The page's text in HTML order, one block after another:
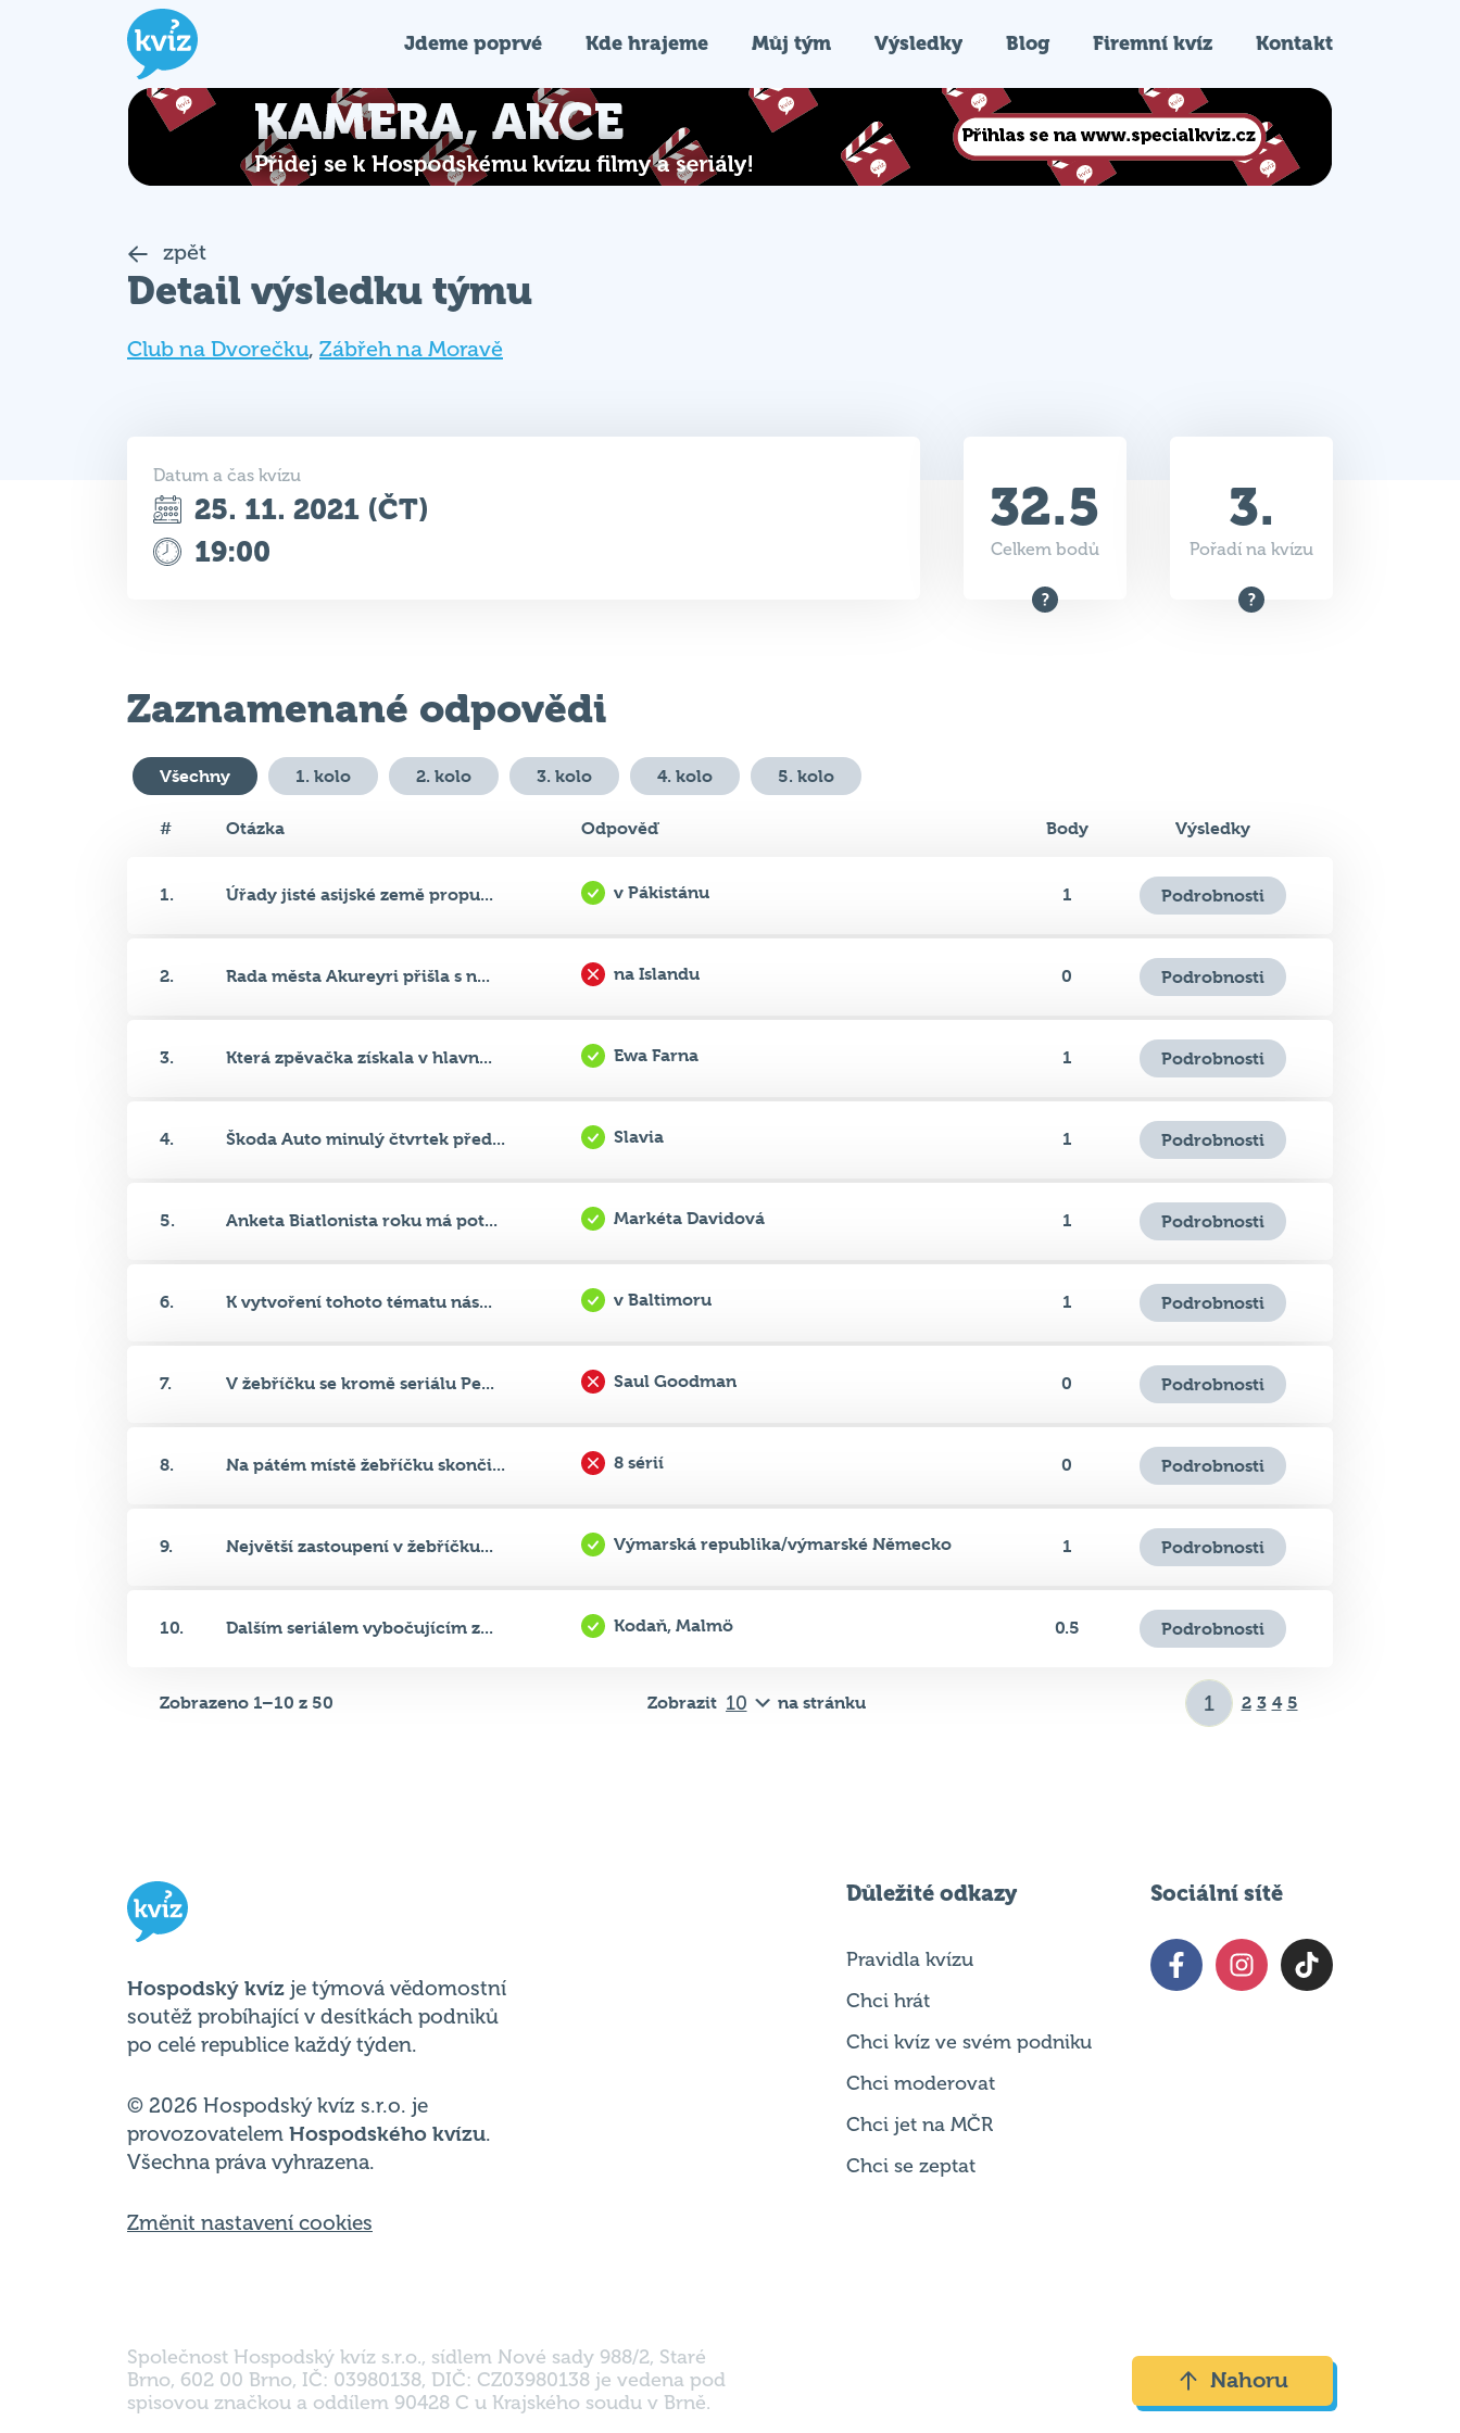
Jdeme poprvé Kde hrajeme Můj tým Výsledky Blog Firemní kvíz Kontakt
zpět
Detail výsledku týmu
Club na Dvorečku, Zábřeh na Moravě
Datum a čas kvízu
25. 11. 2021 (ČT)
19:00
32.5
Celkem bodů
3.
Pořadí na kvízu
Zaznamenané odpovědi
Všechny 1. kolo 2. kolo 3. kolo 4. kolo 5. kolo
# Otázka Odpověď Body Výsledky
1. Úřady jisté asijské země propu... v Pákistánu 1 Podrobnosti
2. Rada města Akureyri přišla s n... na Islandu 0 Podrobnosti
3. Která zpěvačka získala v hlavn... Ewa Farna 1 Podrobnosti
4. Škoda Auto minulý čtvrtek před... Slavia 1 Podrobnosti
5. Anketa Biatlonista roku má pot... Markéta Davidová 1 Podrobnosti
6. K vytvoření tohoto tématu nás... v Baltimoru 1 Podrobnosti
7. V žebříčku se kromě seriálu Pe... Saul Goodman 0 Podrobnosti
8. Na pátém místě žebříčku skonči... 8 sérií 0 Podrobnosti
9. Největší zastoupení v žebříčku... Výmarská republika/výmarské Německo 1 Podrobnosti
10. Dalším seriálem vybočujícím z... Kodaň, Malmö 0.5 Podrobnosti
Zobrazeno 1–10 z 50 Zobrazit na stránku 2 3 4 5
Hospodský kvíz je týmová vědomostní
soutěž probíhající v desítkách podniků
po celé republice každý týden.
© 2026 Hospodský kvíz s.r.o. je
provozovatelem Hospodského kvízu.
Všechna práva vyhrazena.
Změnit nastavení cookies
Důležité odkazy
Pravidla kvízu
Chci hrát
Chci kvíz ve svém podniku
Chci moderovat
Chci jet na MČR
Chci se zeptat
Sociální sítě
Společnost Hospodský kvíz s.r.o., sídlem Nové sady 988/2, Staré
Brno, 602 00 Brno, IČ: 03980138, DIČ: CZ03980138 je vedena pod
spisovou značkou a oddílem 90428 C u Krajského soudu v Brně.
Nahoru